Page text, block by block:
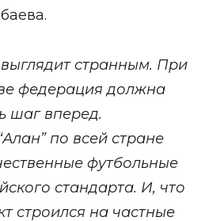
странным. При
федерация должна
шаг вперед.
по всей стране
футбольные
стандарта. И, что
строился на частные